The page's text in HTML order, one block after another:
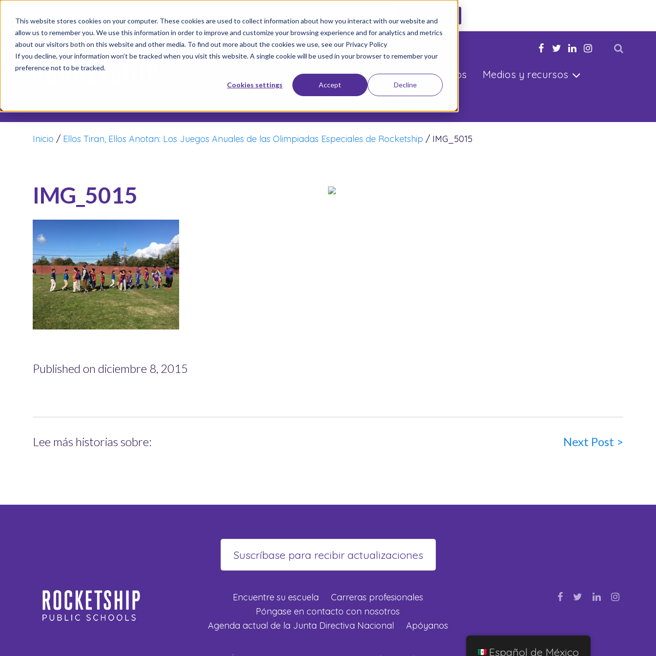
This website stores cookies on your computer. These cookies are used to collect information about how you interact with our website and
allow us to remember you. We use this information in order to improve and customize your browsing experience and for analytics and metrics
about our visitors both on this website and other media. To find out more about the cookies we use, see our Privacy Policy
If you decline, your information won’t be tracked when you visit this website. A single cookie will be used in your browser to remember your
preference not to be tracked.
Cookies settings Accept Decline
Únete a Nuestro Movimiento
Sobre nosotros Escuelas Resultados Medios y recursos
Inicio / Ellos Tiran, Ellos Anotan: Los Juegos Anuales de las Olimpiadas Especiales de Rocketship / IMG_5015
IMG_5015
Published on diciembre 8, 2015
Lee más historias sobre: Next Post >
Encuentre su escuela
Carreras profesionales
Póngase en contacto con nosotros
Agenda actual de la Junta Directiva Nacional
Apóyanos
Español de México